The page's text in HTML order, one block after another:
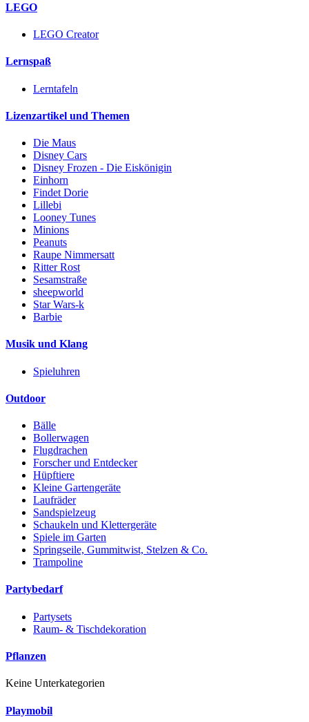
LEGO
LEGO Creator
Lernspaß
Lerntafeln
Lizenzartikel und Themen
Die Maus
Disney Cars
Disney Frozen - Die Eiskönigin
Einhorn
Findet Dorie
Lillebi
Looney Tunes
Minions
Peanuts
Raupe Nimmersatt
Ritter Rost
Sesamstraße
sheepworld
Star Wars-k
Barbie
Musik und Klang
Spieluhren
Outdoor
Bälle
Bollerwagen
Flugdrachen
Forscher und Entdecker
Hüpftiere
Kleine Gartengeräte
Laufräder
Sandspielzeug
Schaukeln und Klettergeräte
Spiele im Garten
Springseile, Gummitwist, Stelzen & Co.
Trampoline
Partybedarf
Partysets
Raum- & Tischdekoration
Pflanzen
Keine Unterkategorien
Playmobil